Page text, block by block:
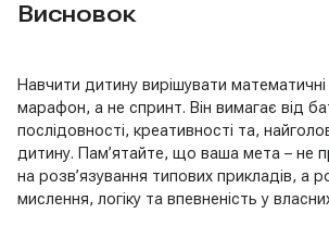
Висновок
Навчити дитину вирішувати
марафон, а не спринт. Він вимагає від
послідовності, креативності та,
дитину. Пам’ятайте, що ваша мета – не
на розв’язування типових прикладів, а
мислення, логіку та впевненість у